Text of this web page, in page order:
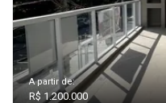
A partir de:
R$ 1.200.000